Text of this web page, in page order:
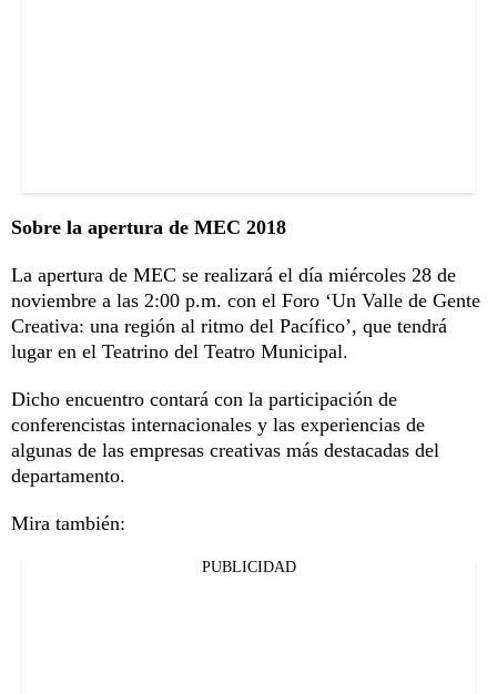
Sobre la apertura de MEC 2018
La apertura de MEC se realizará el día miércoles 28 de
noviembre a las 2:00 p.m. con el Foro ‘Un Valle de Gente
Creativa: una región al ritmo del Pacífico’, que tendrá
lugar en el Teatrino del Teatro Municipal.
Dicho encuentro contará con la participación de
conferencistas internacionales y las experiencias de
algunas de las empresas creativas más destacadas del
departamento.
Mira también:
PUBLICIDAD